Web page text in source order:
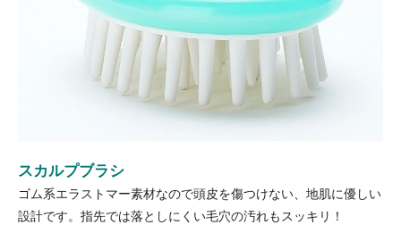
スカルプブラシ
ゴム系エラストマー素材なので頭皮を傷つけない、地肌に優しい
設計です。指先では落としにくい毛穴の汚れもスッキリ！